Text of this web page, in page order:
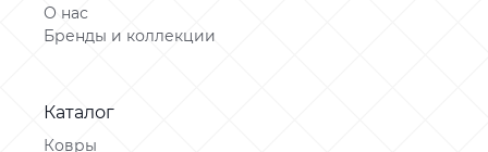
О нас
Бренды и коллекции
Каталог
Ковры